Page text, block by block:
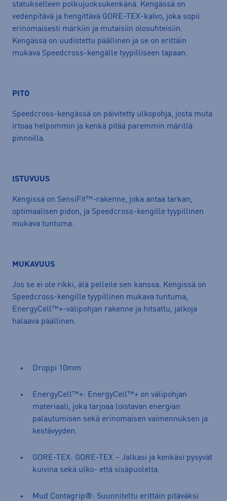
statukselleen polkujuoksukenkänä. Kengässä on
vedenpitävä ja hengittävä GORE-TEX-kalvo, joka sopii
erinomaisesti märkiin ja mutaisiin olosuhteisiin.
Kengässä on uudistettu päällinen ja se on erittäin
mukava Speedcross-kengälle tyypilliseen tapaan.
PITO
Speedcross-kengässä on päivitetty ulkopohja, josta muta
irtoaa helpommin ja kenkä pitää paremmin märillä
pinnoilla.
ISTUVUUS
Kengissä on SensiFit™-rakenne, joka antaa tarkan,
optimaalisen pidon, ja Speedcross-kengille tyypillinen
mukava tuntuma.
MUKAVUUS
Jos se ei ole rikki, älä pelleile sen kanssa. Kengissä on
Speedcross-kengille tyypillinen mukava tuntuma,
EnergyCell™+-välipohjan rakenne ja hitsattu, jalkoja
halaava päällinen.
Droppi 10mm
EnergyCell™+: EnergyCell™+ on välipohjan
materiaali, joka tarjoaa loistavan energian
palautumisen sekä erinomaisen vaimennuksen ja
kestävyyden.
GORE-TEX: GORE-TEX – Jalkasi ja kenkäsi pysyvät
kuivina sekä ulko- että sisäpuolelta.
Mud Contagrip®: Suunniteltu erittäin pitäväksi